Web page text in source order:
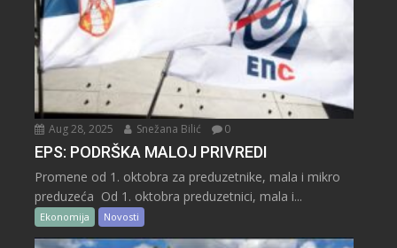
Aug 28, 2025 Snežana Bilić 0
EPS: PODRŠKA MALOJ PRIVREDI
Promene od 1. oktobra za preduzetnike, mala i mikro
preduzeća Od 1. oktobra preduzetnici, mala i...
Ekonomija Novosti